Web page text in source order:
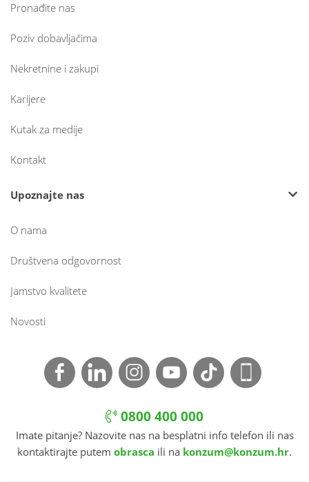
Pronađite nas
Poziv dobavljačima
Nekretnine i zakupi
Karijere
Kutak za medije
Kontakt
Upoznajte nas
O nama
Društvena odgovornost
Jamstvo kvalitete
Novosti
0800 400 000
Imate pitanje? Nazovite nas na besplatni info telefon ili nas
kontaktirajte putem obrasca ili na konzum@konzum.hr.